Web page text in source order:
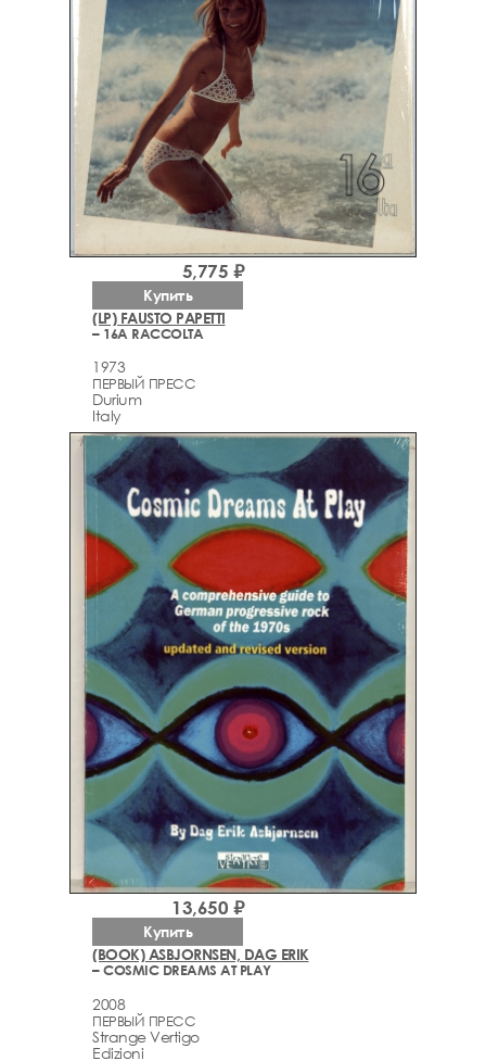
(LP) FAUSTO PAPETTI
– 16A RACCOLTA
1973
ПЕРВЫЙ ПРЕСС
Durium
Italy
5,775 ₽
Купить
(BOOK) ASBJORNSEN, DAG ERIK
– COSMIC DREAMS AT PLAY
2008
ПЕРВЫЙ ПРЕСС
Strange Vertigo
Edizioni
13,650 ₽
Купить